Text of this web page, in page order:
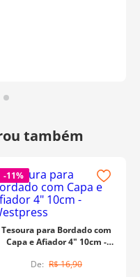
-11%
Tesoura para Bordado com
Capa e Afiador 4" 10cm -
R$16,90